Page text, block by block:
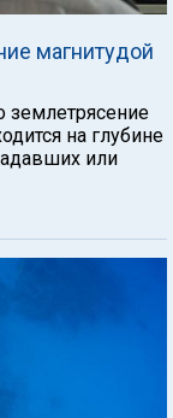
магнитудой
землетрясение
на глубине
или